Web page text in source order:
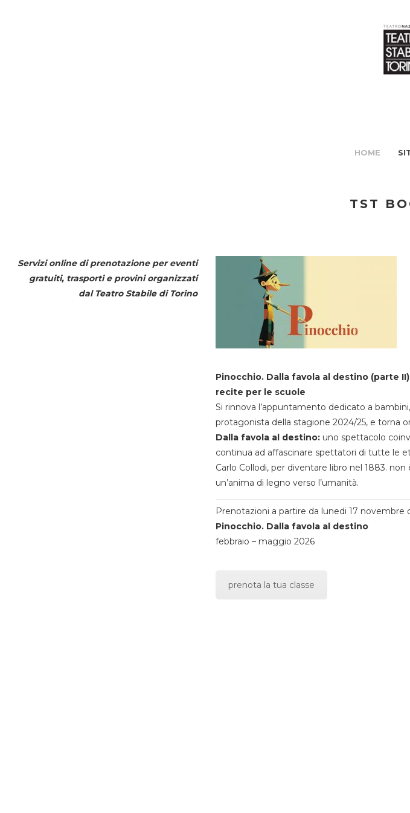
HOME
TST
Servizi online di prenotazione per eventi
gratuiti, trasporti e provini organizzati
dal Teatro Stabile di Torino
Pinocchio. Dalla favola al destino (parte II)
recite per le scuole
Si rinnova l’appuntamento dedicato a
protagonista della stagione 2024/25, e torna
Dalla favola al destino:uno spettacolo
continua ad affascinare spettatori di tutte le
Carlo Collodi, per diventare libro nel 1883.
un’anima di legno verso l’umanità.
Prenotazioni a partire da lunedi 17 novembre
Pinocchio. Dalla favola al destino
febbraio – maggio 2026
prenota la tua classe